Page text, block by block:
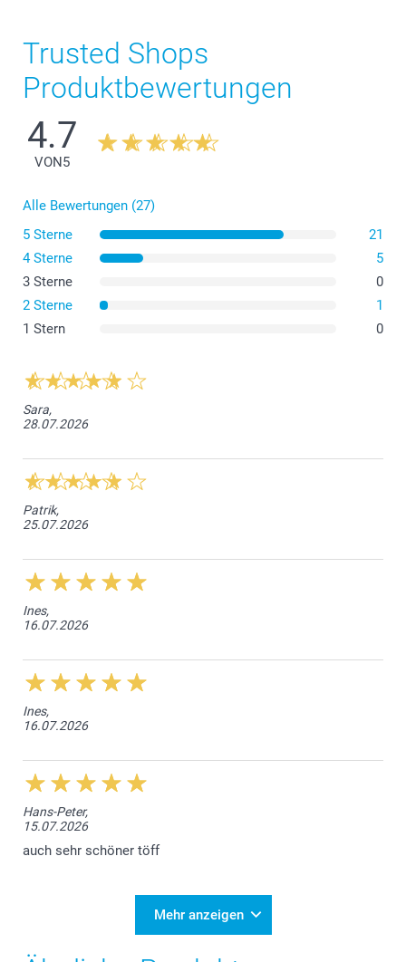
Trusted Shops
Produktbewertungen
4.7
VON5
Alle Bewertungen (27)
5 Sterne
21
4 Sterne
5
3 Sterne
0
2 Sterne
1
1 Stern
0
Sara,
28.07.2026
Patrik,
25.07.2026
Ines,
16.07.2026
Ines,
16.07.2026
Hans-Peter,
15.07.2026
auch sehr schöner töff
Mehr anzeigen